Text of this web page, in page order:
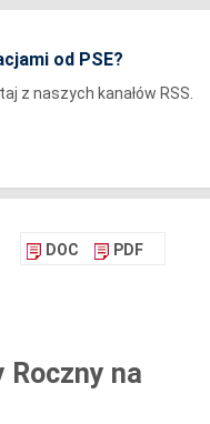
od PSE?
z naszych kanałów RSS.
DOC PDF
Roczny na